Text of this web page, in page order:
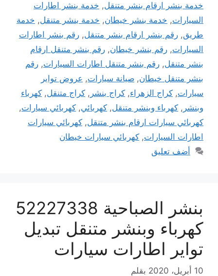
خدمة بنشر ارقام بنشر متنقل, خدمة بنشر اطارات
السيارات, خدمة بنشر خيطان, خدمة بنشر متنقل, خدمة
طريق, رقم بنشر ارقام بنشر متنقل, رقم بنشر اطارات
السيارات, رقم بنشر خيطان, رقم بنشر متنقل ارقام
بنشر متنقل, رقم بنشر متنقل اطارات السيارات, رقم
بنشر متنقل خيطان, صيانة سيارات, عروض تواير
سيارات, كراج الزهراء, كراج بنشر , كراج متنقل, كهرباء
وبنشر , كهرباء وبنشر متنقل, كهربائي, كهربائي سيارات,
كهربائي سيارات ارقام بنشر متنقل, كهربائي سيارات
اطارات السيارات, كهربائي سيارات خيطان
أضف تعليق
بنشر الصباحية 52227338
كهرباء وبنشر متنقل تبديل
تواير اطارات سيارات
10 أبريل، 2020 بقلم